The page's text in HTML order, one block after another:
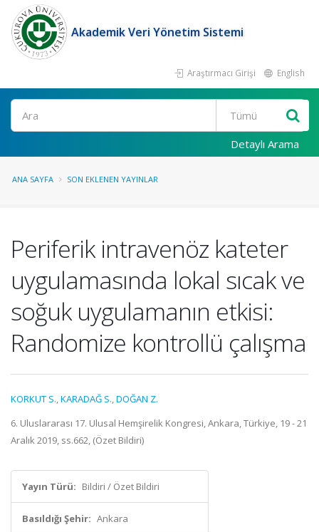
Akademik Veri Yönetim Sistemi
Araştırmacı Girişi English
Ara
Detaylı Arama
ANA SAYFA SON EKLENEN YAYINLAR
Periferik intravenöz kateter
uygulamasında lokal sıcak ve
soğuk uygulamanın etkisi:
Randomize kontrollü çalışma
KORKUT S.,KARADAĞ S.,DOĞAN Z.
6. Uluslararası 17. Ulusal Hemşirelik Kongresi, Ankara, Türkiye, 19 - 21
Aralık 2019, ss.662, (Özet Bildiri)
Yayın Türü: Bildiri / Özet Bildiri
Basıldığı Şehir: Ankara